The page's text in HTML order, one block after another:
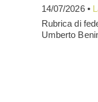
14/07/2026 •
Rubrica di
Umberto